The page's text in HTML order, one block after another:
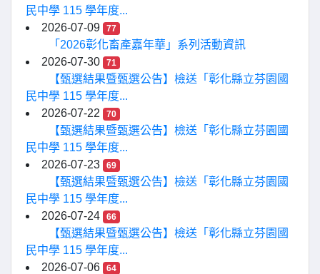
民中學 115 學年度...
2026-07-09
77
「2026彰化畜產嘉年華」系列活動資訊
2026-07-30
71
【甄選結果暨甄選公告】檢送「彰化縣立芬園國
民中學 115 學年度...
2026-07-22
70
【甄選結果暨甄選公告】檢送「彰化縣立芬園國
民中學 115 學年度...
2026-07-23
69
【甄選結果暨甄選公告】檢送「彰化縣立芬園國
民中學 115 學年度...
2026-07-24
66
【甄選結果暨甄選公告】檢送「彰化縣立芬園國
民中學 115 學年度...
2026-07-06
64